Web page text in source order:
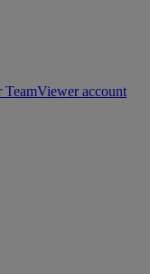
TeamViewer account